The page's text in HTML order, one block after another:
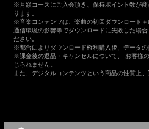
※月額コースにご入会頂き、保持ポイント数が
ります。
※音楽コンテンツは、楽曲の初回ダウンロード＋
通信環境の影響等でダウンロードに失敗した場
ださい。
※都合によりダウンロード権利購入後、データの
※課金後の返品・キャンセルについて、 お客様
じられません。
また、デジタルコンテンツという商品の性質上